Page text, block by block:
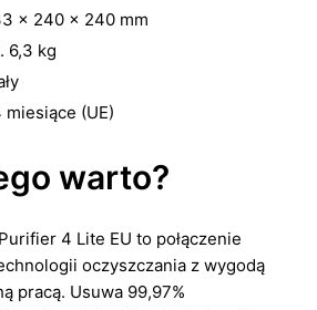
× 240 × 240 mm
6,3 kg
miesiące (UE)
warto?
4 Lite EU to połączenie
oczyszczania z wygodą
pracą. Usuwa 99,97%